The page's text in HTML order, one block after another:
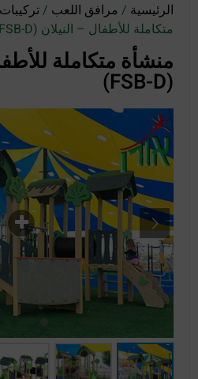
الرئيسية / مرافق اللعب /
متكاملة للأطفال – النيلان (FSB-D)
منشأة متكاملة
(FSB-D)